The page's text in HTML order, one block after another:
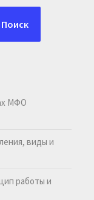
Поиск
МФО
виды и
работы и